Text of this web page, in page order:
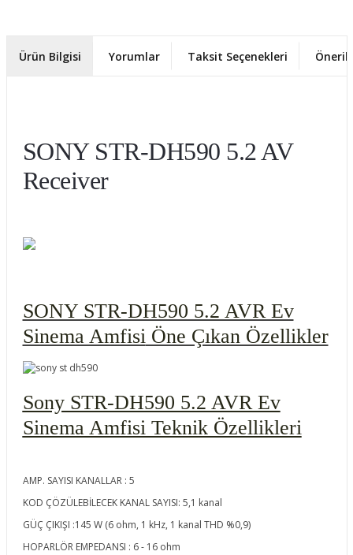
Ürün Bilgisi Yorumlar Taksit Seçenekleri
SONY STR-DH590 5.2 AV
Receiver
SONY STR-DH590 5.2 AVR Ev
Sinema AmfisiÖne Çıkan Özellikler
Sony STR-DH590 5.2 AVR Ev
Sinema Amfisi Teknik Özellikleri
AMP. SAYISI KANALLAR : 5
KOD ÇÖZÜLEBİLECEK KANAL SAYISI: 5,1 kanal
GÜÇ ÇIKIŞI :145 W (6 ohm, 1 kHz, 1 kanal THD %0,9)
HOPARLÖR EMPEDANSI : 6 - 16 ohm